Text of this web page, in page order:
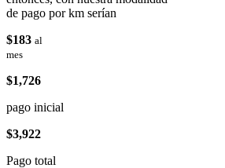
de pago por km serían
$183 al
mes
$1,726
pago inicial
$3,922
Pago total